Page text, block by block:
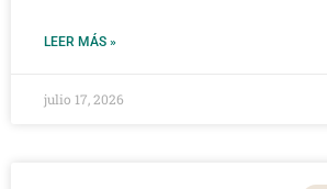
LEER MÁS »
julio 17, 2026